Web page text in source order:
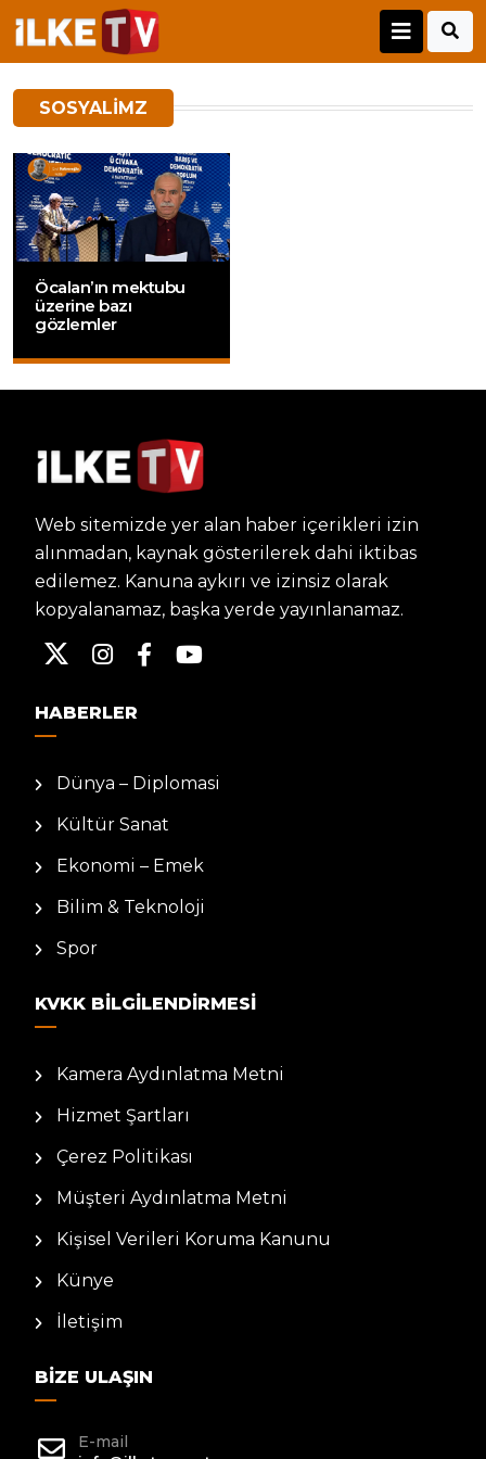
SOSYALIMZ
Öcalan’ın mektubu
üzerine bazı
gözlemler
Web sitemizde yer alan haber içerikleri izin
alınmadan, kaynak gösterilerek dahi iktibas
edilemez. Kanuna aykırı ve izinsiz olarak
kopyalanamaz, başka yerde yayınlanamaz.
HABERLER
Dünya – Diplomasi
Kültür Sanat
Ekonomi – Emek
Bilim & Teknoloji
Spor
KVKK BILGILENDIRMESI
Kamera Aydınlatma Metni
Hizmet Şartları
Çerez Politikası
Müşteri Aydınlatma Metni
Kişisel Verileri Koruma Kanunu
Künye
İletişim
BIZE ULAŞIN
E-mail